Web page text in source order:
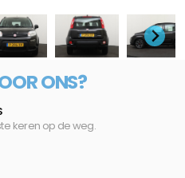
ONS?
keren op de weg.